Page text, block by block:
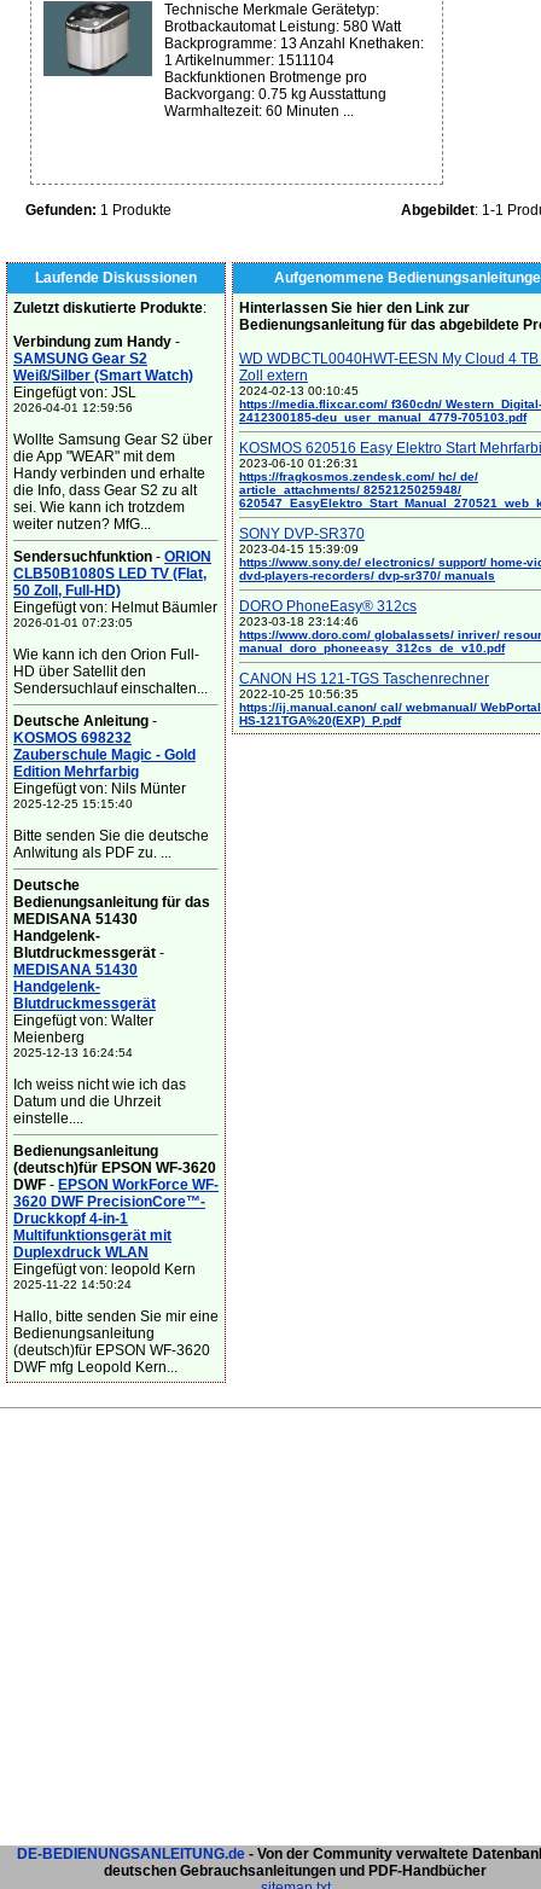
Technische Merkmale Gerätetyp:
Brotbackautomat Leistung: 580 Watt
Backprogramme: 13 Anzahl Knethaken:
1 Artikelnummer: 1511104
Backfunktionen Brotmenge pro
Backvorgang: 0.75 kg Ausstattung
Warmhaltezeit: 60 Minuten ...
Gefunden: 1 Produkte Abgebildet: 1-1
Laufende Diskussionen
Zuletzt diskutierte Produkte:
Verbindung zum Handy -
SAMSUNG Gear S2
Weiß/Silber (Smart Watch)
Eingefügt von: JSL
2026-04-01 12:59:56
Wollte Samsung Gear S2 über
die App "WEAR" mit dem
Handy verbinden und erhalte
die Info, dass Gear S2 zu alt
sei. Wie kann ich trotzdem
weiter nutzen? MfG...
Sendersuchfunktion - ORION
CLB50B1080S LED TV (Flat,
50 Zoll, Full-HD)
Eingefügt von: Helmut Bäumler
2026-01-01 07:23:05
Wie kann ich den Orion Full-
HD über Satellit den
Sendersuchlauf einschalten...
Deutsche Anleitung -
KOSMOS 698232
Zauberschule Magic - Gold
Edition Mehrfarbig
Eingefügt von: Nils Münter
2025-12-25 15:15:40
Bitte senden Sie die deutsche
Anlwitung als PDF zu. ...
Deutsche
Bedienungsanleitung für das
MEDISANA 51430
Handgelenk-
Blutdruckmessgerät -
MEDISANA 51430
Handgelenk-
Blutdruckmessgerät
Eingefügt von: Walter
Meienberg
2025-12-13 16:24:54
Ich weiss nicht wie ich das
Datum und die Uhrzeit
einstelle....
Bedienungsanleitung
(deutsch)für EPSON WF-3620
DWF - EPSON WorkForce WF-
3620 DWF PrecisionCore™-
Druckkopf 4-in-1
Multifunktionsgerät mit
Duplexdruck WLAN
Eingefügt von: leopold Kern
2025-11-22 14:50:24
Hallo, bitte senden Sie mir eine
Bedienungsanleitung
(deutsch)für EPSON WF-3620
DWF mfg Leopold Kern...
Aufgenommene
Hinterlassen Sie hier den Link zur
Bedienungsanleitung für das abgebildete
WD WDBCTL0040HWT-EESN My Cloud 4
Zoll extern
2024-02-13 00:10:45
https://media.flixcar.com/ f360cdn/ Western_Digital-
2412300185-deu_user_manual_4779-705103.pdf
KOSMOS 620516 Easy Elektro Start
2023-06-10 01:26:31
https://fragkosmos.zendesk.com/ hc/ de/
article_attachments/ 8252125025948/
SONY DVP-SR370
2023-04-15 15:39:09
https://www.sony.de/ electronics/ support/ home-
dvd-players-recorders/ dvp-sr370/ manuals
DORO PhoneEasy® 312cs
2023-03-18 23:14:46
https://www.doro.com/ globalassets/ inriver/
manual_doro_phoneeasy_312cs_de_v10.pdf
CANON HS 121-TGS Taschenrechner
2022-10-25 10:56:35
https://ij.manual.canon/ cal/ webmanual/
HS-121TGA%20(EXP)_P.pdf
DE-BEDIENUNGSANLEITUNG.de - Von der Community verwaltete
deutschen Gebrauchsanleitungen und PDF-Handbücher